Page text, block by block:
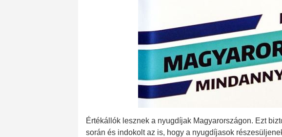
Értékállók lesznek a nyugdíjak Magyarországon. Ezt
során és indokolt az is, hogy a nyugdíjasok